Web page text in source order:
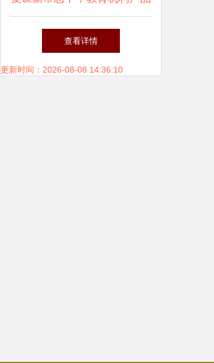
服务调整与教育咨询服务升级
策略
查看详情
更新时间：2026-08-08 14:36:10